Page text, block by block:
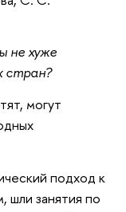
не хуже
стран?
могут
подход к
шли занятия по